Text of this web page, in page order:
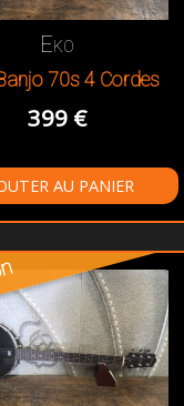
Eko
70s 4 Cordes
399 €